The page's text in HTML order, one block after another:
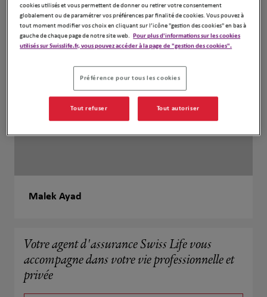
Malek Ayad
Votre agent d'assurance Swiss Life vous
accompagne dans votre vie professionnelle et
privée
cookies utilisés et vous permettent de donner ou retirer votre consentement
globalement ou de paramétrer vos préférences par finalité de cookies. Vous pouvez à
tout moment modifier vos choix en cliquant sur l’icône "gestion des cookies" en bas à
gauche de chaque page de notre site web. Pour plus d'informations sur les cookies
utilisés sur Swisslife.fr, vous pouvez accéder à la page de "gestion des cookies".
Préférence pour tous les cookies
Tout refuser Tout autoriser